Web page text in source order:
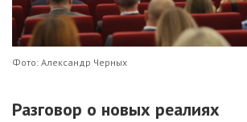
Фото: Александр Черных
Разговор о новых реалиях